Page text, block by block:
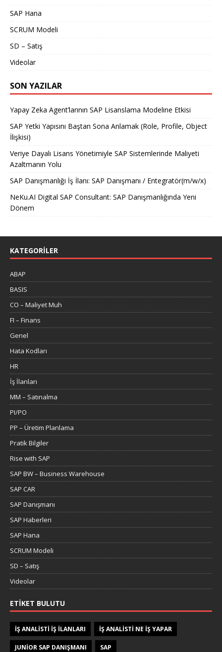
SAP Hana
SCRUM Modeli
SD – Satış
Videolar
SON YAZILAR
Yapay Zeka Agent’larının SAP Lisanslama Modeline Etkisi
SAP Yetki Yapısını Baştan Sona Anlamak (Role, Profile, Object
İlişkisi)
Veriye Dayalı Lisans Yönetimiyle SAP Sistemlerinde Maliyeti
Azaltmanın Yolu
SAP Danışmanlığı İş İlanı: SAP Danışmanı / Entegratör(m/w/x)
NeKu.AI Digital SAP Consultant: SAP Danışmanlığında Yeni
Dönem
KATEGORILER
ABAP
BASIS
CO – Maliyet Muh
FI – Finans
Genel
Hata Kodları
HR
İş İlanları
MM – Satınalma
PI/PO
PP – Üretim Planlama
Pratik Bilgiler
Rise with SAP
SAP BW – Business Warehouse
SAP CAR
SAP Danışmanı
SAP Haberleri
SAP Hana
SCRUM Modeli
SD – Satış
Videolar
ETIKET BULUTU
IŞ ANALISTI IŞ ILANLARI IŞ ANALISTI NE IŞ YAPAR
JUNIOR SAP DANIŞMANI SAP